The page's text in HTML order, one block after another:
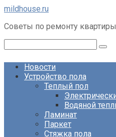
Перейти
контенту
mildhouse.ru
Советы по ремонту
Новости
Устройство пола
Теплый пол
Водяной
Ламинат
Паркет
Стяжка пола